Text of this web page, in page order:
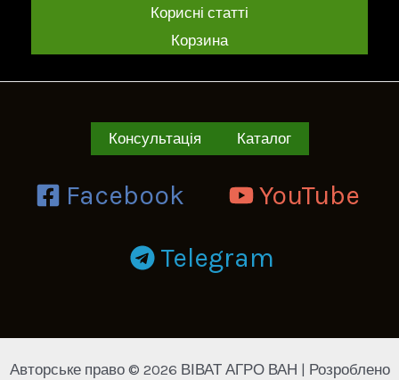
Корисні статті
Корзина
Консультація Каталог
Facebook
YouTube
Telegram
Авторське право © 2026 ВІВАТ АГРО ВАН | Розроблено